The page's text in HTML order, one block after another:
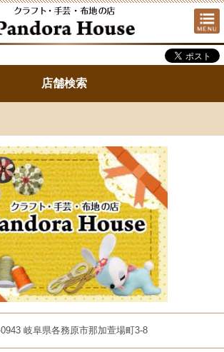
店舗検索
岐阜県各務原市那加萱場町3-8